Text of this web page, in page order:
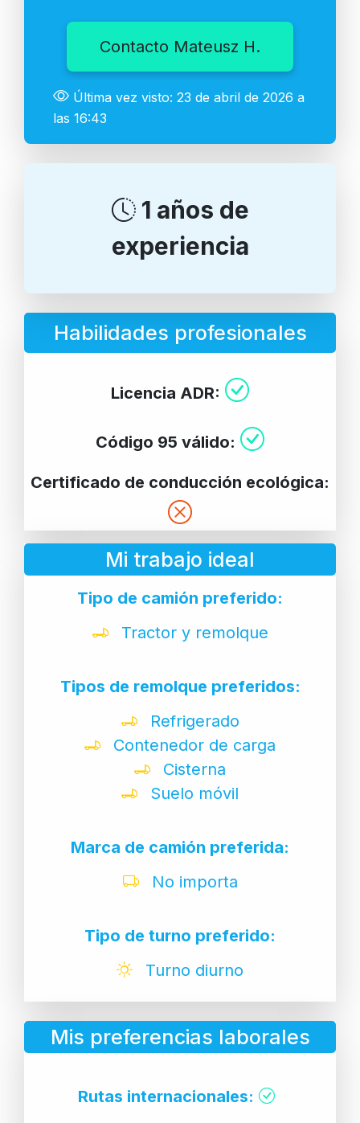
Contacto Mateusz H.
Última vez visto: 23 de abril de 2026 a
las 16:43
1 años de
experiencia
Habilidades profesionales
Licencia ADR:
Código 95 válido:
Certificado de conducción ecológica:
Mi trabajo ideal
Tipo de camión preferido:
Tractor y remolque
Tipos de remolque preferidos:
Refrigerado
Contenedor de carga
Cisterna
Suelo móvil
Marca de camión preferida:
No importa
Tipo de turno preferido:
Turno diurno
Mis preferencias laborales
Rutas internacionales: